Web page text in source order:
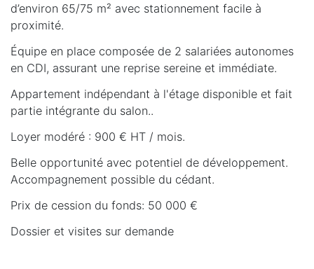
d’environ 65/75 m² avec stationnement facile à
proximité.
Équipe en place composée de 2 salariées autonomes
en CDI, assurant une reprise sereine et immédiate.
Appartement indépendant à l'étage disponible et fait
partie intégrante du salon..
Loyer modéré : 900 € HT / mois.
Belle opportunité avec potentiel de développement.
Accompagnement possible du cédant.
Prix de cession du fonds: 50 000 €
Dossier et visites sur demande